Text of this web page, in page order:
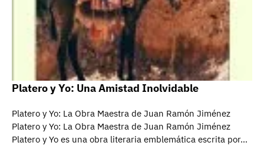
Platero y Yo: Una Amistad Inolvidable
Platero y Yo: La Obra Maestra de Juan Ramón Jiménez
Platero y Yo: La Obra Maestra de Juan Ramón Jiménez
Platero y Yo es una obra literaria emblemática escrita por…